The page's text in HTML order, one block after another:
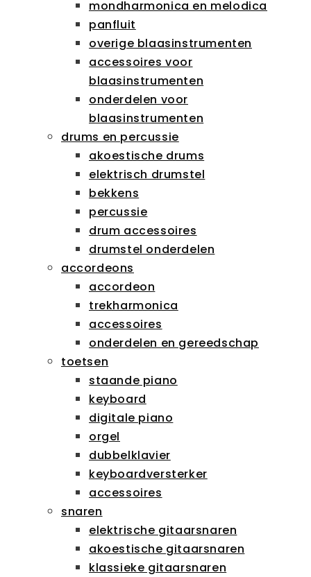
mondharmonica en melodica
panfluit
overige blaasinstrumenten
accessoires voor
blaasinstrumenten
onderdelen voor
blaasinstrumenten
drums en percussie
akoestische drums
elektrisch drumstel
bekkens
percussie
drum accessoires
drumstel onderdelen
accordeons
accordeon
trekharmonica
accessoires
onderdelen en gereedschap
toetsen
staande piano
keyboard
digitale piano
orgel
dubbelklavier
keyboardversterker
accessoires
snaren
elektrische gitaarsnaren
akoestische gitaarsnaren
klassieke gitaarsnaren